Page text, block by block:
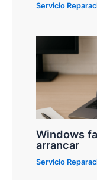
Servicio
Windows
arrancar
Servicio